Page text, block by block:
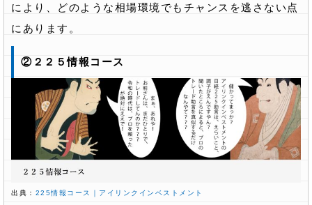
により、どのような相場環境でもチャンスを逃さない点
にあります。
②２２５情報コース
出典： 225情報コース｜アイリンクインベストメント